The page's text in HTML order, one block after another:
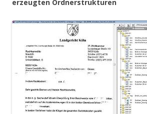
erzeugten Ordnerstrukturen